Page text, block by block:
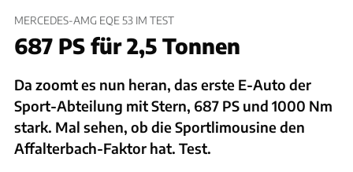
MERCEDES-AMG EQE 53 IM TEST
687 PS für 2,5 Tonnen
Da zoomt es nun heran, das erste E-Auto der
Sport-Abteilung mit Stern, 687 PS und 1000 Nm
stark. Mal sehen, ob die Sportlimousine den
Affalterbach-Faktor hat. Test.